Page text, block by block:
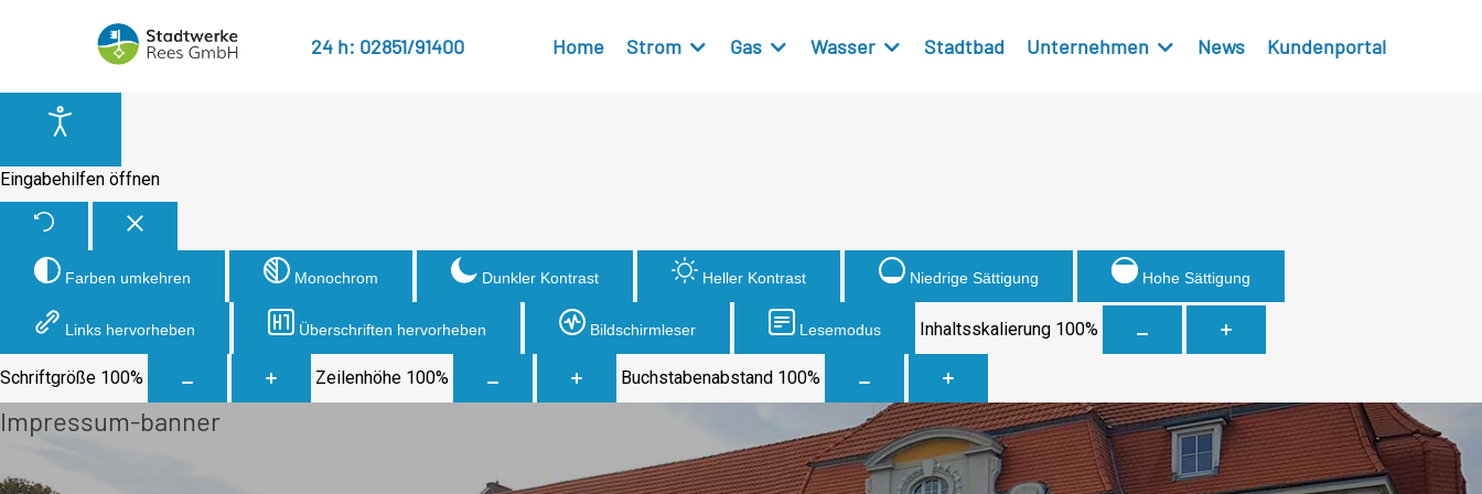
Eingabehilfen öffnen
Farben umkehren Monochrom Dunkler Kontrast Heller Kontrast Niedrige Sättigung Hohe Sättigung
Links hervorheben Überschriften hervorheben Bildschirmleser Lesemodus Inhaltsskalierung 100%
Schriftgröße 100% Zeilenhöhe 100% Buchstabenabstand 100%
24 h: 02851/91400 Home Strom Gas Wasser Stadtbad Unternehmen News Kundenportal
Impressum-banner